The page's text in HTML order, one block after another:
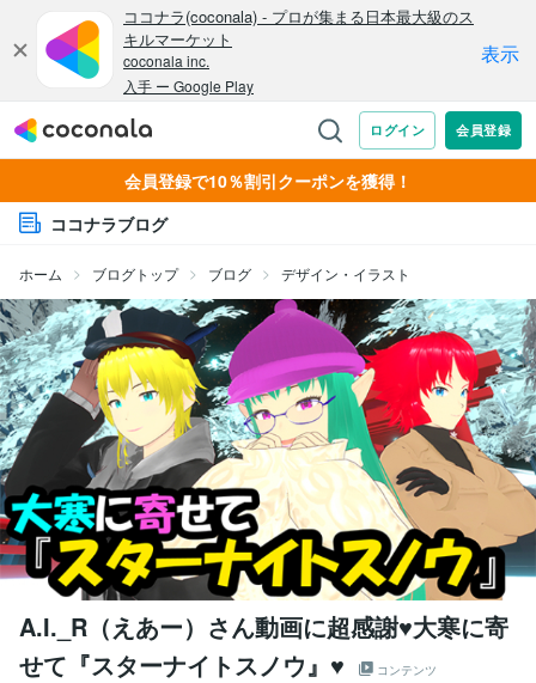
会員登録で10％割引クーポンを獲得！
ココナラブログ
ホーム ブログトップ ブログ デザイン・イラスト
A.I._R（えあー）さん動画に超感謝♥大寒に寄
せて『スターナイトスノウ』♥
コンテンツ